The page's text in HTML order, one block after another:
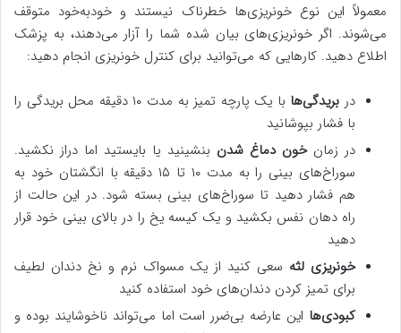
معمولاً این نوع خونریزی‌ها خطرناک نیستند و خودبه‌خود متوقف
می‌شوند. اگر خونریزی‌های بیان شده شما را آزار می‌دهند، به پزشک
اطلاع دهید. کارهایی که می‌توانید برای کنترل خونریزی انجام دهید:
در بریدگی‌ها
با یک پارچه تمیز به مدت ۱۰ دقیقه محل بریدگی را
با فشار بپوشانید
در زمانخون دماغ شدن بنشینید یا بایستید اما دراز نکشید.
سوراخ‌های بینی را به مدت ۱۰ تا ۱۵ دقیقه با انگشتان خود به
هم فشار دهید تا سوراخ‌های بینی بسته شود. در این حالت از
راه دهان نفس بکشید و یک کیسه یخ را در بالای بینی خود قرار
دهید
خونریزی لثه سعی کنید از یک مسواک نرم و نخ دندان لطیف
برای تمیز کردن دندان‌های خود استفاده کنید
کبودی‌ها این عارضه بی‌ضرر است اما می‌تواند ناخوشایند بوده و